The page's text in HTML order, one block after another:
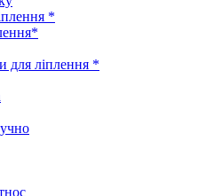
*
для ліплення *